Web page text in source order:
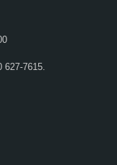
627-7615.